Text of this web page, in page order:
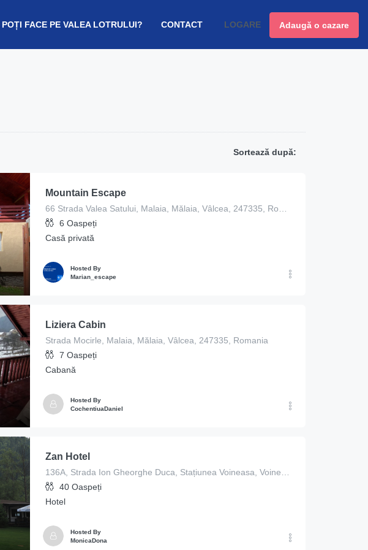
POȚI FACE PE VALEA LOTRULUI? CONTACT LOGARE Adaugă o cazare
Sortează după:
Mountain Escape
6 Oaspeți
Casă privată
Hosted By
Marian_escape
Liziera Cabin
Strada Mocirle, Malaia, Mălaia, Vâlcea, 247335, Romania
7 Oaspeți
Cabană
Hosted By
CochentiuaDaniel
Zan Hotel
40 Oaspeți
Hotel
Hosted By
MonicaDona